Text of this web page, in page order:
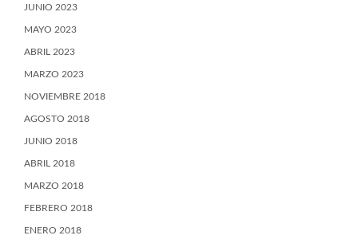
JUNIO 2023
MAYO 2023
ABRIL 2023
MARZO 2023
NOVIEMBRE 2018
AGOSTO 2018
JUNIO 2018
ABRIL 2018
MARZO 2018
FEBRERO 2018
ENERO 2018